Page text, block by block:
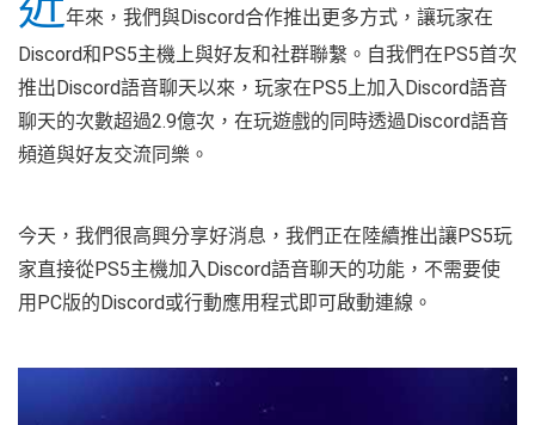
年來，我們與Discord合作推出更多方式，讓玩家在
Discord和PS5主機上與好友和社群聯繫。自我們在PS5首次
推出Discord語音聊天以來，玩家在PS5上加入Discord語音
聊天的次數超過2.9億次，在玩遊戲的同時透過Discord語音
頻道與好友交流同樂。
今天，我們很高興分享好消息，我們正在陸續推出讓PS5玩
家直接從PS5主機加入Discord語音聊天的功能，不需要使
用PC版的Discord或行動應用程式即可啟動連線。